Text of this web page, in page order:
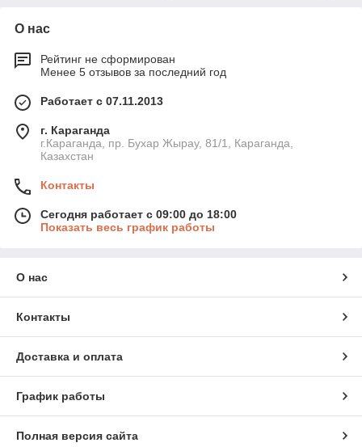
О нас
Рейтинг не сформирован
Менее 5 отзывов за последний год
Работает с 07.11.2013
г. Караганда
г.Караганда, пр. Бухар Жырау, 81/1, Караганда,
Казахстан
Контакты
Сегодня работает с 09:00 до 18:00
Показать весь график работы
О нас
Контакты
Доставка и оплата
График работы
Полная версия сайта